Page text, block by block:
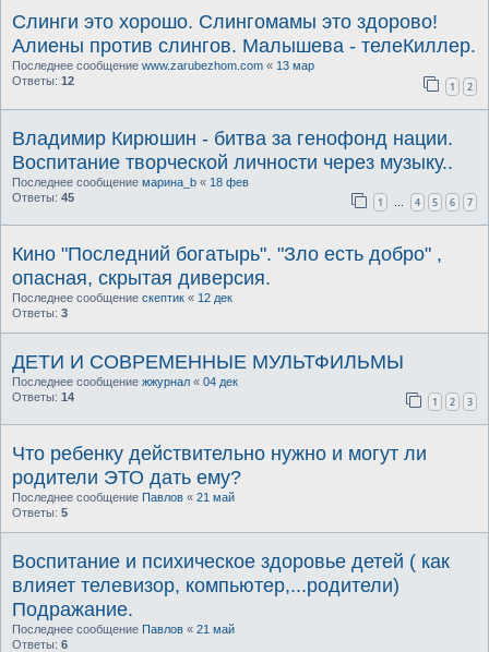
Слинги это хорошо. Слингомамы это здорово!
Алиены против слингов. Малышева - телеКиллер.
Последнее сообщение www.zarubezhom.com « 13 мар
Ответы: 12 1 2
Владимир Кирюшин - битва за генофонд нации.
Воспитание творческой личности через музыку..
Последнее сообщение марина_b « 18 фев
Ответы: 45 1 4 5 6 7
Кино "Последний богатырь". "Зло есть добро" ,
опасная, скрытая диверсия.
Последнее сообщение скептик « 12 дек
Ответы: 3
ДЕТИ И СОВРЕМЕННЫЕ МУЛЬТФИЛЬМЫ
Последнее сообщение жжурнал « 04 дек
Ответы: 14 1 2 3
Что ребенку действительно нужно и могут ли
родители ЭТО дать ему?
Последнее сообщение Павлов « 21 май
Ответы: 5
Воспитание и психическое здоровье детей ( как
влияет телевизор, компьютер,...родители)
Подражание.
Последнее сообщение Павлов « 21 май
Ответы: 6